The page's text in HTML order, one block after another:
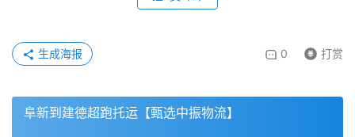
0 打赏
生成海报
阜新到建德超跑托运【甄选中振物流】